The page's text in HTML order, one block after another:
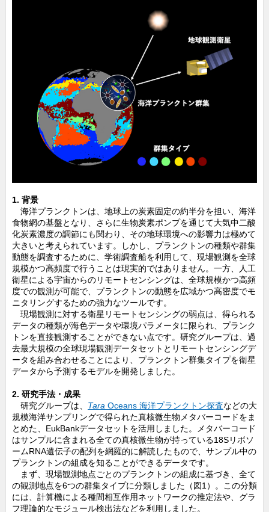
1. 背景
海洋プランクトンは、地球上の炭素固定の約半分を担い、海洋
食物網の基盤となり、さらに生物炭素ポンプを通じて大気中二酸
化炭素濃度の調節にも関わり、その地球環境への影響力は極めて
大きいと考えられています。しかし、プランクトンの種類や群集
動態を調査するために、学術調査船を利用して、現場観測を全球
規模かつ高頻度で行うことは現実的ではありません。一方、人工
衛星による宇宙からのリモートセンシングは、全球規模かつ高頻
度での観測が可能で、プランクトンの動態を広域かつ高密度でモ
ニタリングするための強力なツールです。
現場観測に対する衛星リモートセンシングの弱点は、得られる
データの種類が海色データや環境パラメータに限られ、プランク
トンを直接観測することができない点です。研究グループは、過
去最大規模の全球現場観測データセットとリモートセンシングデ
ータを組み合わせることにより、プランクトン群集タイプを衛星
データから予測するモデルを開発しました。
2. 研究手法・成果
研究グループは、 Tara Oceans 海洋プランクトン探査などの大
規模海洋サンプリングで得られた真核微生物メタバーコードをま
とめた、EukBankデータセットを活用しました。メタバーコード
はサンプルに含まれる全ての真核微生物が持っている18Sリボソ
ームRNA遺伝子の配列を網羅的に解読したもので、サンプル中の
プランクトンの組成を知ることができるデータです。
まず、現場観測地点ごとのプランクトンの組成に基づき、全て
の観測地点を6つの群集タイプに分類しました（図1）。この分類
には、計算機による種間相互作用ネットワークの推定法や、グラ
フ理論的なモジュール検出法などを利用しました。